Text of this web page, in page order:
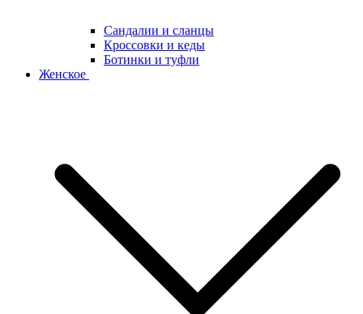
Сандалии и сланцы
Кроссовки и кеды
Ботинки и туфли
Женское